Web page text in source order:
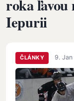
roka
Iepurii
ČLÁNKY 9.